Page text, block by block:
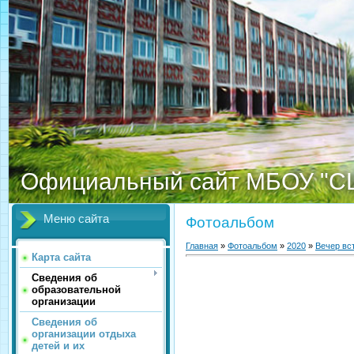
Официальный сайт МБОУ
Меню сайта
Карта сайта
Сведения об
образовательной
организации
Сведения об
организации отдыха
детей и их
Фотоальбом
Главная » Фотоальбом » 2020 » Вечер